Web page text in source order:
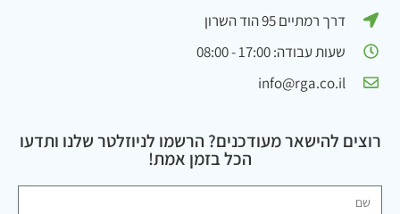
דרך רמתיים 95 הוד השרון
שעות עבודה: 17:00 - 08:00
info@rga.co.il
רוצים להישאר מעודכנים? הרשמו לניוזלטר שלנו ותדעו
הכל בזמן אמת!